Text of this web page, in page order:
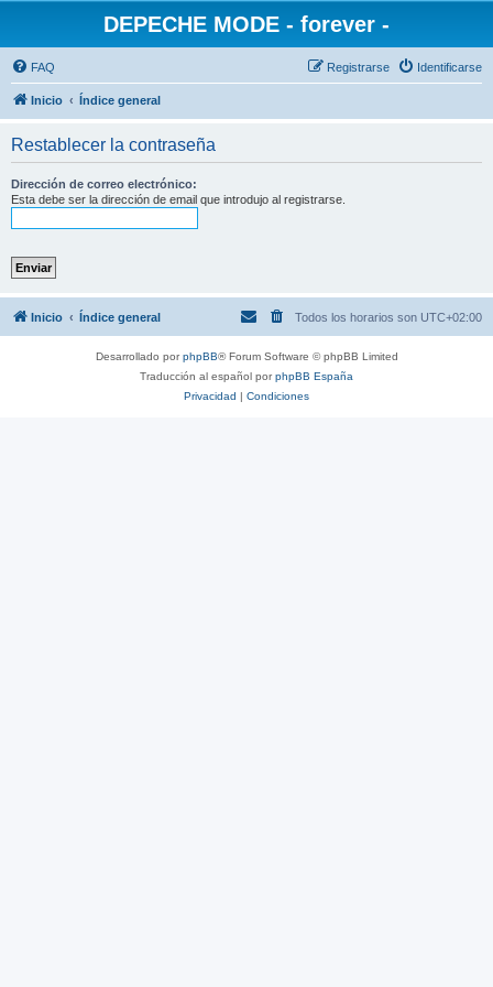
DEPECHE MODE - forever -
FAQ Identificarse
Registrarse
Inicio Índice general
Restablecer la contraseña
Dirección de correo electrónico:
Esta debe ser la dirección de email que introdujo al registrarse.
Inicio Índice general Todos los horarios son UTC+02:00
Desarrollado porphpBB® Forum Software © phpBB Limited
Traducción al español porphpBB España
Privacidad | Condiciones